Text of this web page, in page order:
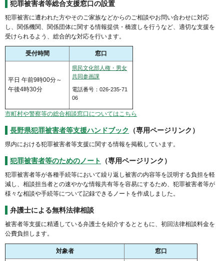
犯罪被害者等総合支援窓口の設置
犯罪被害に遭われた方やそのご家族などからのご相談やお問い合わせに対応
し、関係機関、関係団体に関する情報提供・橋渡しを行うなど、適切な支援を
受けられるよう、総合的な対応を行います。
受付時間 窓口
平日 午前9時00分～
午後4時30分
県民文化部人権・男女
共同参画課
電話番号：026-235-71
06
市町村や警察等の総合相談窓口についてはこちら
長野県犯罪被害者等支援ハンドブック （専用ページリンク）
県内における犯罪被害者等支援に関する情報を掲載しています。
犯罪被害者等のためのノート （専用ページリンク）
犯罪被害者等が各種手続等において繰り返し被害の内容等を説明する負担を軽
減し、相談担当者との速やかな情報共有等を容易にするため、犯罪被害者等が
様々な相談や手続等について記録できるノートを作成しました。
弁護士による無料法律相談
被害者等支援に精通している弁護士を紹介するとともに、初回法律相談料金を
公費負担します。
対象者 窓口